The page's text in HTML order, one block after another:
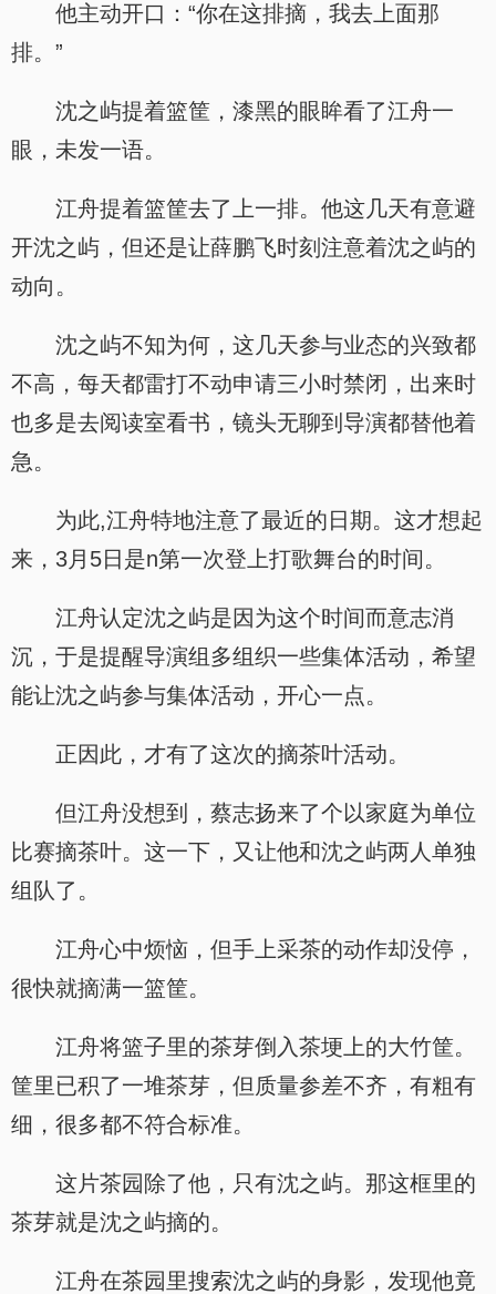
他主动开口：“你在这排摘，我去上面那
排。”
沈之屿提着篮筐，漆黑的眼眸看了江舟一
眼，未发一语。
江舟提着篮筐去了上一排。他这几天有意避
开沈之屿，但还是让薛鹏飞时刻注意着沈之屿的
动向。
沈之屿不知为何，这几天参与业态的兴致都
不高，每天都雷打不动申请三小时禁闭，出来时
也多是去阅读室看书，镜头无聊到导演都替他着
急。
为此,江舟特地注意了最近的日期。这才想起
来，3月5日是n第一次登上打歌舞台的时间。
江舟认定沈之屿是因为这个时间而意志消
沉，于是提醒导演组多组织一些集体活动，希望
能让沈之屿参与集体活动，开心一点。
正因此，才有了这次的摘茶叶活动。
但江舟没想到，蔡志扬来了个以家庭为单位
比赛摘茶叶。这一下，又让他和沈之屿两人单独
组队了。
江舟心中烦恼，但手上采茶的动作却没停，
很快就摘满一篮筐。
江舟将篮子里的茶芽倒入茶埂上的大竹筐。
筐里已积了一堆茶芽，但质量参差不齐，有粗有
细，很多都不符合标准。
这片茶园除了他，只有沈之屿。那这框里的
茶芽就是沈之屿摘的。
江舟在茶园里搜索沈之屿的身影，发现他竟